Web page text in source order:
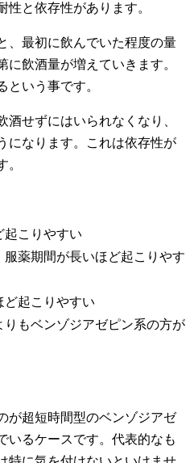
と依存性があります。
、最初に飲んでいた程度の量
飲酒量が増えていきます。
という事です。
酒せずにはいられなくなり、
になります。これは依存性が
。
起こりやすい
薬期間が長いほど起こりやす
ど起こりやすい
もベンゾジアゼピン系の方が
が超短時間型のベンゾジアゼ
いるケースです。代表的なも